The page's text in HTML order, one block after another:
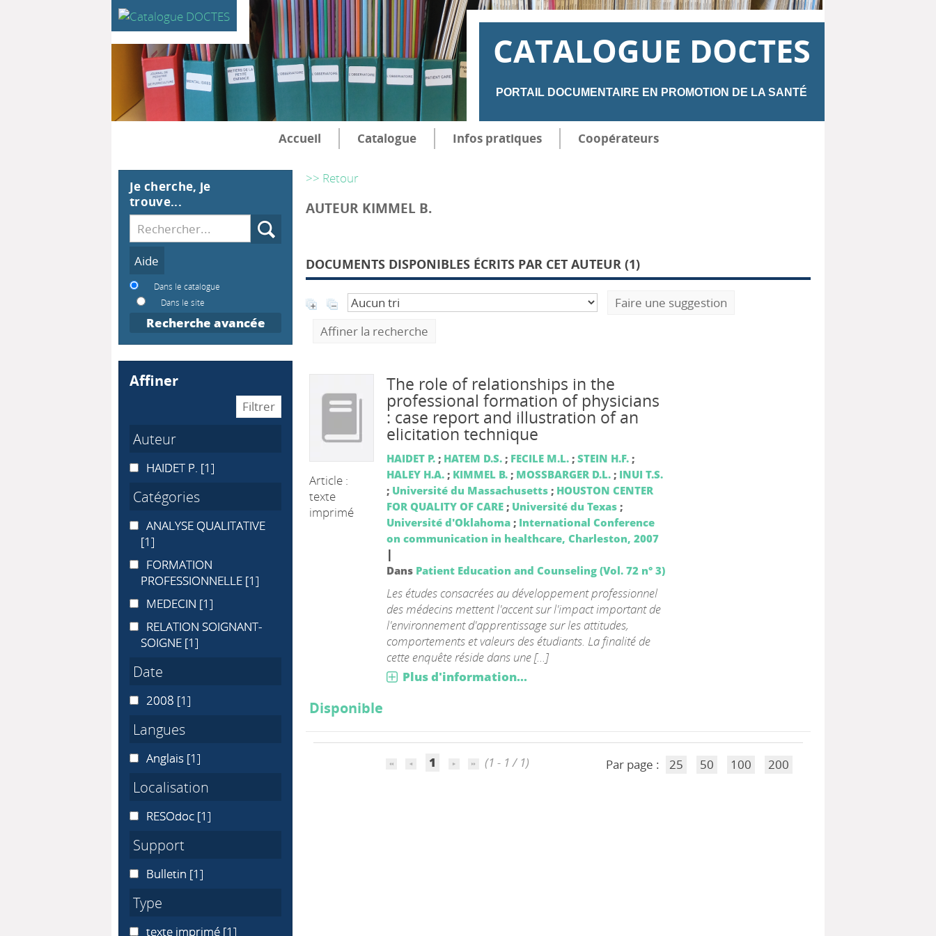
CATALOGUE DOCTES
PORTAIL DOCUMENTAIRE EN PROMOTION DE LA SANTÉ
Accueil Catalogue Infos pratiques Coopérateurs
>> Retour
AUTEUR KIMMEL B.
DOCUMENTS DISPONIBLES ÉCRITS PAR CET AUTEUR (1)
Faire une suggestion
Affiner la recherche
Article :
texte
imprimé
The role of relationships in the
professional formation of physicians
: case report and illustration of an
elicitation technique
HAIDET P.; HATEM D.S.; FECILE M.L.; STEIN H.F.;
HALEY H.A.; KIMMEL B.; MOSSBARGER D.L.; INUI T.S.
; Université du Massachusetts; HOUSTON CENTER
FOR QUALITY OF CARE; Université du Texas;
Université d'Oklahoma; International Conference
on communication in healthcare, Charleston, 2007
|
Dans Patient Education and Counseling (Vol. 72 n° 3)
Les études consacrées au développement professionnel
des médecins mettent l'accent sur l'impact important de
l'environnement d'apprentissage sur les attitudes,
comportements et valeurs des étudiants. La finalité de
cette enquête réside dans une [...]
Plus d'information...
Disponible
1 (1 - 1 / 1) Par page : 25 50 100 200
Je cherche, je
trouve...
Recherche
Dans le catalogue
Dans le site
Recherche avancée
affiner
Auteur
HAIDET P.
HAIDET P. [1]
Catégories
ANALYSE QUALITATIVE
ANALYSE QUALITATIVE
[1]
FORMATION PROFESSIONNELLE
FORMATION
PROFESSIONNELLE [1]
MEDECIN
MEDECIN [1]
RELATION SOIGNANT-SOIGNE
RELATION SOIGNANT-
SOIGNE [1]
Date
20082008 [1]
Langues
Anglais
Anglais [1]
Localisation
RESOdoc
RESOdoc [1]
Support
Bulletin
Bulletin [1]
Type
texte imprimé
texte imprimé [1]